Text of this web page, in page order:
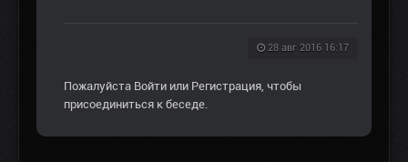
28 авг 2016 16:17
Пожалуйста Войти или Регистрация, чтобы
присоединиться к беседе.